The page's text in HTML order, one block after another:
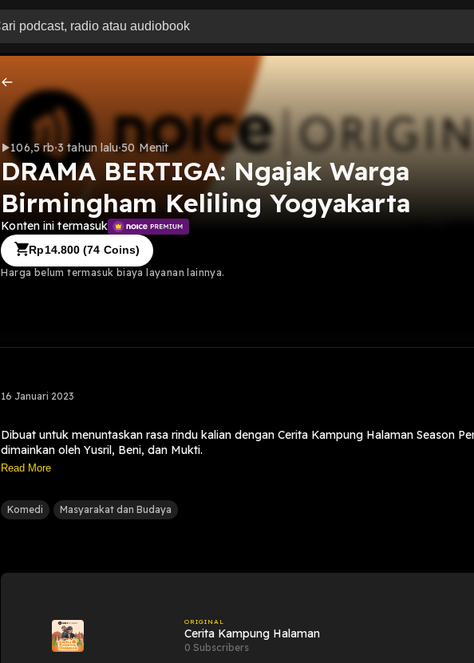
106,5 rb 3 tahun lalu 50 Menit
DRAMA BERTIGA: Ngajak Warga
Birmingham Keliling Yogyakarta
Konten ini termasuk
Rp14.800 (74 Coins)
Harga belum termasuk biaya layanan lainnya.
16 Januari 2023
Dibuat untuk menuntaskan rasa rindu kalian dengan Cerita Kampung Halaman Season
dimainkan oleh Yusril, Beni, dan Mukti.
Selamat menikmati!
Read More
Komedi Masyarakat dan Budaya
ORIGINAL
Cerita Kampung Halaman
0 Subscribers